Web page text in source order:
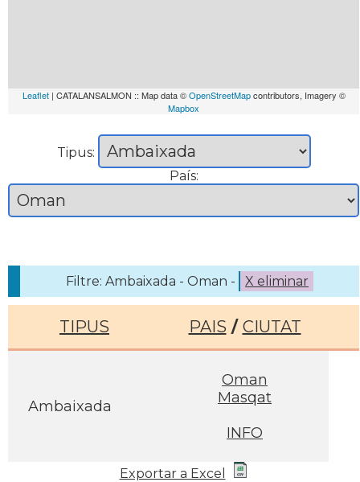
Leaflet| CATALANSALMON :: Map data ©OpenStreetMapcontributors, Imagery ©
Mapbox
Tipus:
País:
Filtre: Ambaixada - Oman - X eliminar
TIPUS PAIS / CIUTAT
Ambaixada
Oman
Masqat
INFO
Exportar a Excel